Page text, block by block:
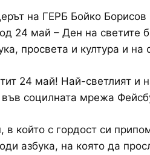
на ГЕРБ Бойко
24 май – Ден на светите
просвета и култура и на
24 май! Най-светлият и
във социлната мрежа
в който с гордост си
азбука, на която да